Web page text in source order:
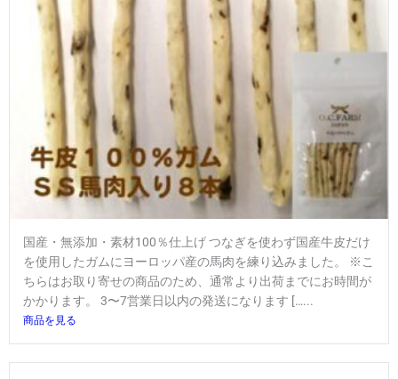
国産・無添加・素材100％仕上げ つなぎを使わず国産牛皮だけ
を使用したガムにヨーロッパ産の馬肉を練り込みました。 ※こ
ちらはお取り寄せの商品のため、通常より出荷までにお時間が
かかります。 3〜7営業日以内の発送になります […...
商品を見る